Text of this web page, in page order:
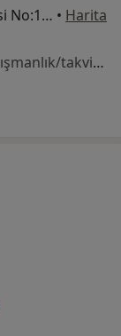
Çobançeşme Mahallesi Fatih Caddesi No:1/8, Bahçelievler • Harita
Bu uzman ilgili adres için online danışmanlık/takvim sunmuyor.